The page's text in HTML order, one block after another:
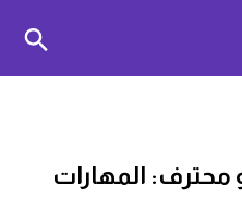
محترف: المهارات